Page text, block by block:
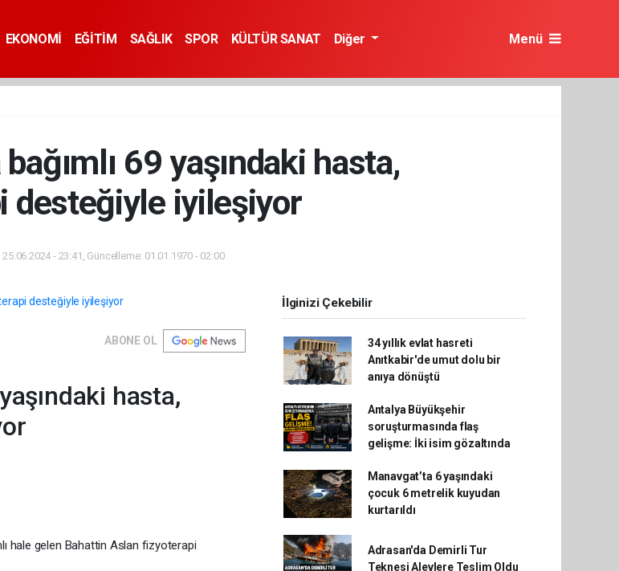
EKONOMİ EĞİTİM SAĞLIK SPOR KÜLTÜR SANAT Diğer Menü
69 yaşındaki hasta,
desteğiyle iyileşiyor
25.06.2024 - 23:41, Güncelleme: 01.01.1970 - 02:00
ABONE OL
hasta,
hale gelen Bahattin Aslan fizyoterapi
İlginizi Çekebilir
34 yıllık evlat hasreti
Anıtkabir'de umut dolu bir
anıya dönüştü
Antalya Büyükşehir
soruşturmasında flaş
gelişme: İki isim gözaltında
Manavgat’ta 6 yaşındaki
çocuk 6 metrelik kuyudan
kurtarıldı
Adrasan'da Demirli Tur
Teknesi Alevlere Teslim Oldu